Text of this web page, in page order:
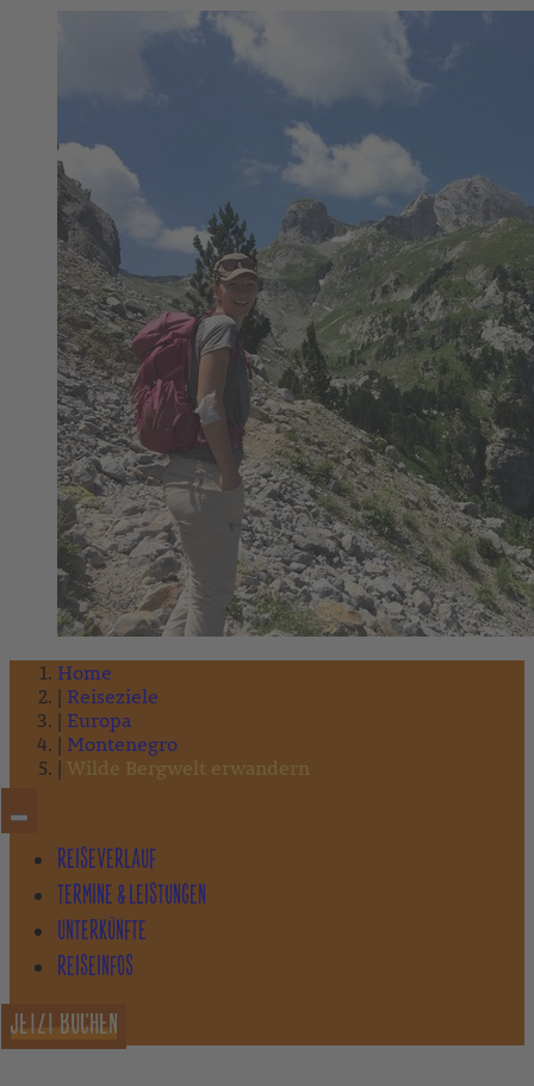
Home
Reiseziele
Europa
Montenegro
Wilde Bergwelt erwandern
REISEVERLAUF
TERMINE & LEISTUNGEN
UNTERKÜNFTE
REISEINFOS
JETZT BUCHEN